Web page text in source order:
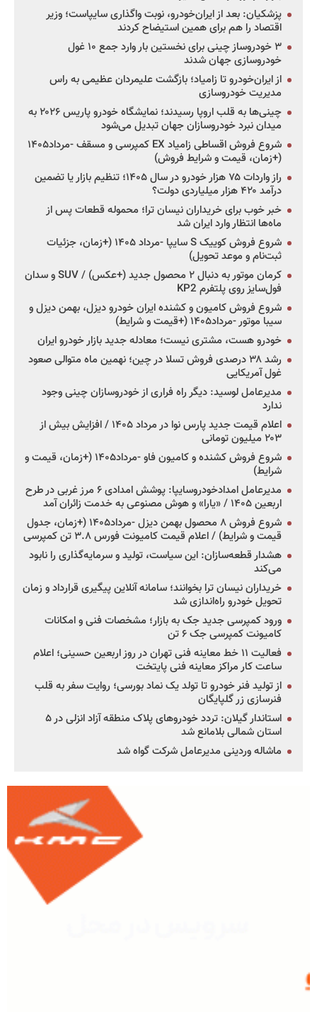
پزشکیان: بعد از ایران‌خودرو، نوبت واگذاری سایپاست؛ وزیر
اقتصاد را هم برای همین استیضاح کردند
۳ خودروساز چینی برای نخستین بار وارد جمع ۱۰ غول
خودروسازی جهان شدند
از ایران‌خودرو تا زامیاد؛ بازگشت علیمردان عظیمی به راس
مدیریت خودروسازی
چینی‌ها به قلب اروپا رسیدند؛ نمایشگاه خودرو پاریس ۲۰۲۶ به
میدان نبرد خودروسازان جهان تبدیل می‌شود
شروع فروش اقساطی زامیاد EX کمپرسی و مسقف -مرداد۱۴۰۵
(+زمان، قیمت و شرایط فروش)
راز واردات ۷۵ هزار خودرو در سال ۱۴۰۵؛ تنظیم بازار یا تضمین
درآمد ۴۲۰ هزار میلیاردی دولت؟
خبر خوب برای خریداران نیسان ترا؛ محموله قطعات پس از
ماه‌ها انتظار وارد ایران شد
شروع فروش کوییک S سایپا -مرداد ۱۴۰۵ (+زمان، جزئیات
ثبت‌نام و موعد تحویل)
کرمان موتور به دنبال ۲ محصول جدید (+عکس) / SUV و سدان
فول‌سایز روی پلتفرم KP2
شروع فروش کامیون و کشنده ایران خودرو دیزل، بهمن دیزل و
سیبا موتور -مرداد۱۴۰۵ (+قیمت و شرایط)
خودرو هست، مشتری نیست؛ معادله جدید بازار خودرو ایران
رشد ۳۸ درصدی فروش تسلا در چین؛ نهمین ماه متوالی صعود
غول آمریکایی
مدیرعامل لوسید: دیگر راه فراری از خودروسازان چینی وجود
ندارد
اعلام قیمت جدید پارس نوا در مرداد ۱۴۰۵ / افزایش بیش از
۲۰۳ میلیون تومانی
شروع فروش کشنده و کامیون فاو -مرداد۱۴۰۵ (+زمان، قیمت و
شرایط)
مدیرعامل امدادخودروسایپا: پوشش امدادی ۶ مرز غربی در طرح
اربعین ۱۴۰۵ / «یارا» و هوش مصنوعی به خدمت زائران آمد
شروع فروش ۸ محصول بهمن دیزل -مرداد۱۴۰۵ (+زمان، جدول
قیمت و شرایط) / اعلام قیمت کامیونت فورس ۳.۸ تن کمپرسی
هشدار قطعه‌سازان: این سیاست، تولید و سرمایه‌گذاری را نابود
می‌کند
خریداران نیسان ترا بخوانند؛ سامانه آنلاین پیگیری قرارداد و زمان
تحویل خودرو راه‌اندازی شد
ورود کمپرسی جدید جک به بازار؛ مشخصات فنی و امکانات
کامیونت کمپرسی جک ۶ تن
فعالیت ۱۱ خط معاینه فنی تهران در روز اربعین حسینی؛ اعلام
ساعت کار مراکز معاینه فنی پایتخت
از تولید فنر خودرو تا تولد یک نماد بورسی؛ روایت سفر به قلب
فنرسازی زر گلپایگان
استاندار گیلان: تردد خودروهای پلاک منطقه آزاد انزلی در ۵
استان شمالی بلامانع شد
ماشاله وردینی مدیرعامل شرکت گواه شد